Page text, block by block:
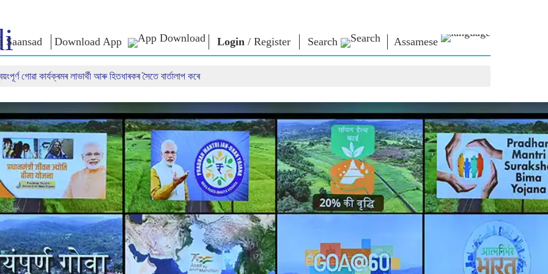
Saansad Download App Login / Register Search Assamese
বিশ্বজোৰা স্বীকৃতি
তথ্যসূচক
অন্তৰ্দৃষ্টি
Celebrating
Motherhood
আন্তঃৰাষ্ট্ৰীয়
Kashi Vikas Yatra
উক্তি
ভাষণ
লিখিত ভাষণ
সাক্ষাৎকাৰ
ব্লগ
ই গ্ৰন্থ
কবি আৰু লেখক
ই-শুভেচ্ছা
বিখ্যাত ব্যক্তি
Photo Booth
দেশলৈ সেৱা আগবঢ়াওঁক
Contact Us
গোৱা কাৰ্যক্ৰমৰ লাভাৰ্থী আৰু হিতধাৰকৰ সৈতে বাৰ্তালাপ কৰে